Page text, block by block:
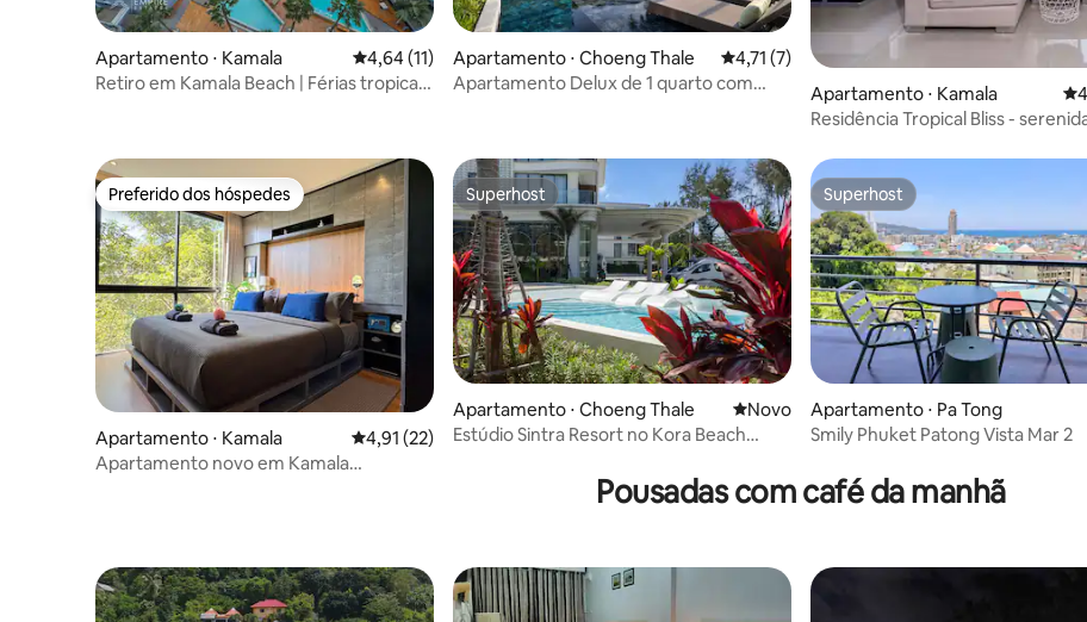
Apartamento ⋅ Kamala 4,64 de uma avaliação média de 5, 11 avaliações
4,64 (11)
Retiro em Kamala Beach | Férias tropicais
Apartamento ⋅ Choeng Thale 4,71 de uma avaliação média de 5, 7
4,71 (7)
Apartamento Delux de 1 quarto com
Apartamento ⋅ Kamala
Residência Tropical Bliss -
Preferido dos hóspedes
Preferido dos hóspedes
Apartamento ⋅ Kamala 4,91 de uma avaliação média de 5, 22 avaliações
4,91 (22)
Apartamento novo em Kamala
Superhost
Superhost
Apartamento ⋅ Choeng Thale Novo lugar para ficar
Novo
Estúdio Sintra Resort no Kora Beach
Superhost
Superhost
Apartamento ⋅ Pa Tong
Smily Phuket Patong Vista Mar 2
Pousadas com café da manhã